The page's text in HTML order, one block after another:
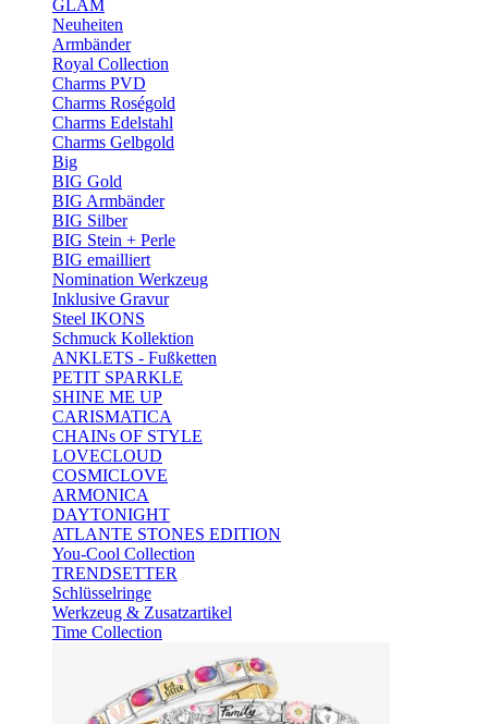
GLAM
Neuheiten
Armbänder
Royal Collection
Charms PVD
Charms Roségold
Charms Edelstahl
Charms Gelbgold
Big
BIG Gold
BIG Armbänder
BIG Silber
BIG Stein + Perle
BIG emailliert
Nomination Werkzeug
Inklusive Gravur
Steel IKONS
Schmuck Kollektion
ANKLETS - Fußketten
PETIT SPARKLE
SHINE ME UP
CARISMATICA
CHAINs OF STYLE
LOVECLOUD
COSMICLOVE
ARMONICA
DAYTONIGHT
ATLANTE STONES EDITION
You-Cool Collection
TRENDSETTER
Schlüsselringe
Werkzeug & Zusatzartikel
Time Collection